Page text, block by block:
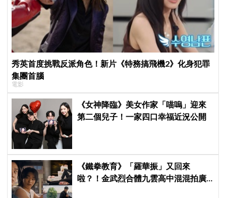
秀英首度挑戰反派角色！新片《特務搞飛機2》化身犯罪
集團首腦
電影
《女神降臨》美女作家「喵嗚」迎來
第二個兒子！一家四口幸福近況公開
《鐵拳教育》「羅華振」又回來
啦？！金武烈合體九雲高中混混拍廣